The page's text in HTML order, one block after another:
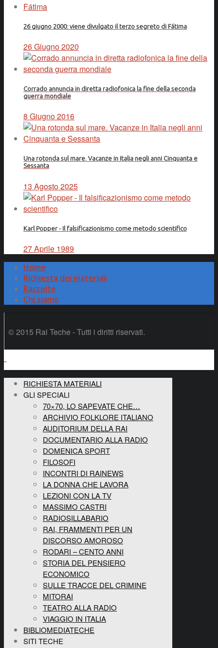
26 giugno 2000: viene divulgato il terzo segreto di Fátima
26 Giugno 2020
Corrado annuncia in diretta radiofonica la fine della seconda
guerra mondiale
8 Giugno 2016
Una rotonda sul mare. Vacanze in Italia negli anni Cinquanta e
Sessanta
13 Agosto 2025
Karl Popper - Il falsificazionismo come metodo scientifico
27 Aprile 1989
Home
Richiesta dei materiali
Raccolte
Chi siamo
© 2015 Rai Teche - Tutti i diritti riservati.
RICHIESTA MATERIALI
GLI SPECIALI
70×70, LO SAPEVATE CHE…
ARCHIVIO FOLKLORE ITALIANO
AUDITORIUM DELLA RAI
DOCUMENTARIO ALLA RADIO
DOMENICA SPORT
FILOSOFI
INCONTRI DI RAINEWS
LA DONNA CHE LAVORA
LEZIONI CON LA TV
MASSIMO CASTRI
RADIOSILLABARIO
RAI, FRAMMENTI PER UN
DISCORSO AMOROSO
RODARI – CENTO ANNI
STORIA DEL PENSIERO
ECONOMICO
SULLE TRACCE DEL CRIMINE
MITORAI
TEATRO ALLA RADIO
VIAGGIO IN ITALIA
BIBLIOMEDIATECHE
SITI TECHE